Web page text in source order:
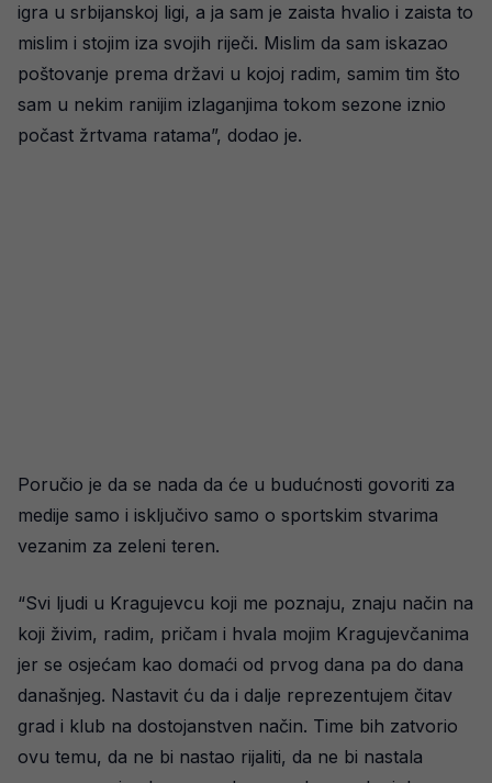
igra u srbijanskoj ligi, a ja sam je zaista hvalio i zaista to
mislim i stojim iza svojih riječi. Mislim da sam iskazao
poštovanje prema državi u kojoj radim, samim tim što
sam u nekim ranijim izlaganjima tokom sezone iznio
počast žrtvama ratama”, dodao je.
Poručio je da se nada da će u budućnosti govoriti za
medije samo i isključivo samo o sportskim stvarima
vezanim za zeleni teren.
“Svi ljudi u Kragujevcu koji me poznaju, znaju način na
koji živim, radim, pričam i hvala mojim Kragujevčanima
jer se osjećam kao domaći od prvog dana pa do dana
današnjeg. Nastavit ću da i dalje reprezentujem čitav
grad i klub na dostojanstven način. Time bih zatvorio
ovu temu, da ne bi nastao rijaliti, da ne bi nastala